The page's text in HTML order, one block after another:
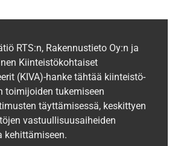
RTS:n, Rakennustieto Oy:n ja
Kiinteistökohtaiset
(KIVA)-hanke tähtää kiinteistö-
toimijoiden tukemiseen
täyttämisessä, keskittyen
vastuullisuusaiheiden
kehittämiseen.